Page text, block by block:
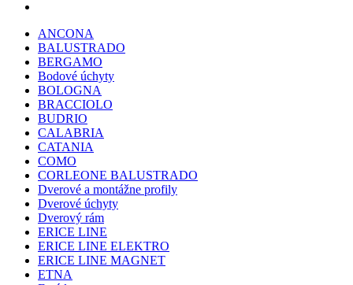
ANCONA
BALUSTRADO
BERGAMO
Bodové úchyty
BOLOGNA
BRACCIOLO
BUDRIO
CALABRIA
CATANIA
COMO
CORLEONE BALUSTRADO
Dverové a montážne profily
Dverové úchyty
Dverový rám
ERICE LINE
ERICE LINE ELEKTRO
ERICE LINE MAGNET
ETNA